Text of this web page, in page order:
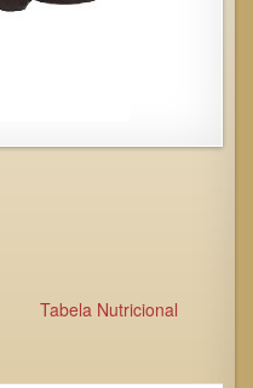
Tabela Nutricional